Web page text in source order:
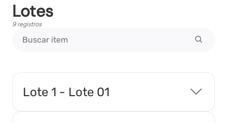
Pedidos de Esclarecimento
Tipo: Relatorio
Lotes
9 registros
Lote 1 - Lote 01